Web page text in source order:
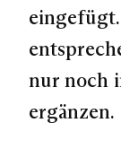
nur noch
ergänzen.